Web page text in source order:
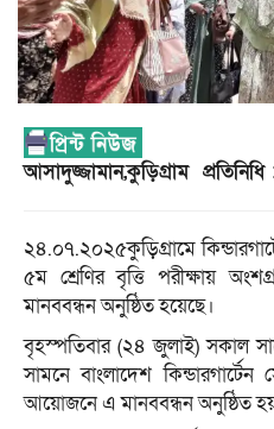
আসাদুজ্জামান,কুড়িগ্রাম প্রতিনিধি
২৪.০৭.২০২৫কুড়িগ্রামে
৫ম শ্রেণির বৃত্তি পরীক্ষায়
মানববন্ধন অনুষ্ঠিত হয়েছে।
বৃহস্পতিবার (২৪ জুলাই) সকাল
সামনে বাংলাদেশ
আয়োজনে এ মানববন্ধন অনুষ্ঠিত